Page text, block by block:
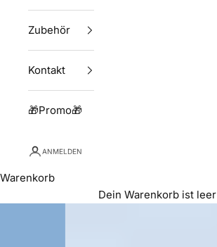
Zubehör
Kontakt
🎁Promo🎁
ANMELDEN
Warenkorb
Dein Warenkorb ist leer